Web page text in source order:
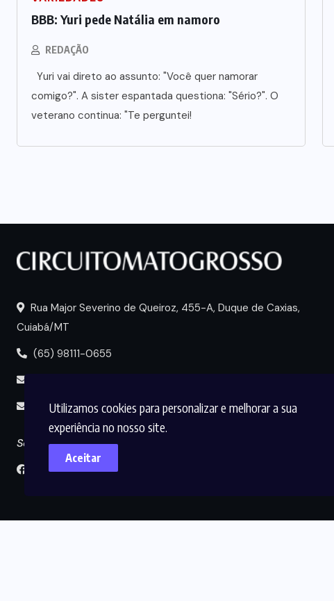
Utilizamos cookies para personalizar e melhorar a sua
experiência no nosso site.
Aceitar
BBB: Yuri pede Natália em namoro
REDAÇÃO
Yuri vai direto ao assunto: "Você quer namorar
comigo?". A sister espantada questiona: "Sério?". O
veterano continua: "Te perguntei!
Rua Major Severino de Queiroz, 455-A, Duque de Caxias,
Cuiabá/MT
(65) 98111-0655
midia@circuitomt.com.br
Seguir